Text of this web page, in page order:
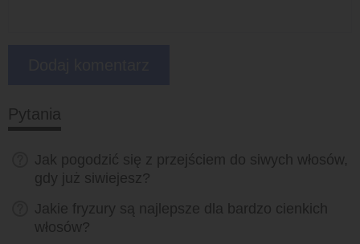
Pytania
Jak pogodzić się z przejściem do siwych włosów,
gdy już siwiejesz?
Jakie fryzury są najlepsze dla bardzo cienkich
włosów?